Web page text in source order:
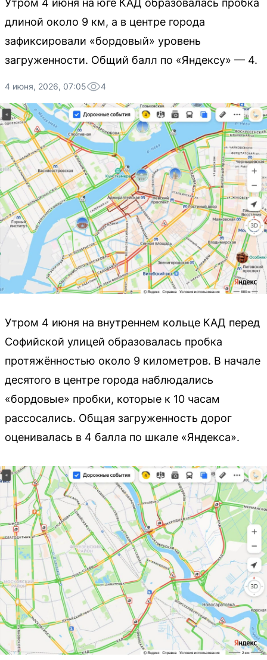
Утром 4 июня на юге КАД образовалась пробка
длиной около 9 км, а в центре города
зафиксировали «бордовый» уровень
загруженности. Общий балл по «Яндексу» — 4.
4 июня, 2026, 07:05 4
Утром 4 июня на внутреннем кольце КАД перед
Софийской улицей образовалась пробка
протяжённостью около 9 километров. В начале
десятого в центре города наблюдались
«бордовые» пробки, которые к 10 часам
рассосались. Общая загруженность дорог
оценивалась в 4 балла по шкале «Яндекса».